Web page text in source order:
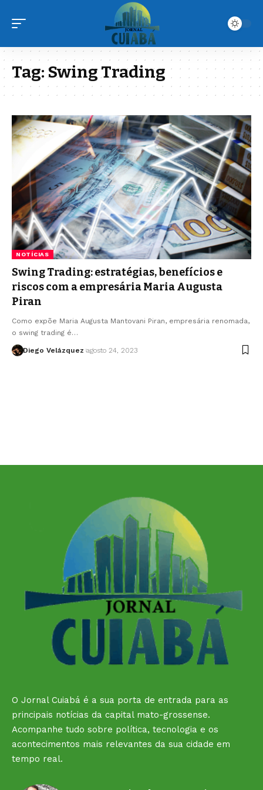
Tag:Swing Trading
NOTÍCIAS
Swing Trading: estratégias, benefícios e
riscos com a empresária Maria Augusta
Piran
Como expõe Maria Augusta Mantovani Piran, empresária renomada,
o swing trading é…
Diego Velázquez agosto 24, 2023
O Jornal Cuiabá é a sua porta de entrada para as
principais notícias da capital mato-grossense.
Acompanhe tudo sobre política, tecnologia e os
acontecimentos mais relevantes da sua cidade em
tempo real.